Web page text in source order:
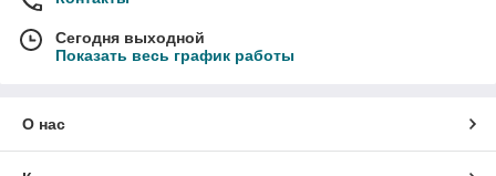
Сегодня выходной
Показать весь график работы
О нас